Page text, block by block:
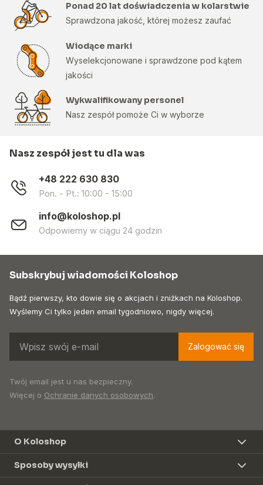
Ponad 20 lat doświadczenia w kolarstwie
Sprawdzona jakość, której możesz zaufać
Wiodące marki
Wyselekcjonowane i sprawdzone pod kątem
jakości
Wykwalifikowany personel
Nasz zespół pomoże Ci w wyborze
Nasz zespół jest tu dla was
+48 222 630 830
Pon. - Pt.: 10:00 - 15:00
info@koloshop.pl
Odpowiemy w ciągu 24 godzin
Subskrybuj wiadomości Koloshop
Bądź pierwszy, kto dowie się o akcjach i zniżkach na Koloshop.
Wyślemy Ci tylko jeden email tygodniowo, nigdy więcej.
Zalogować się
Twój email jest u nas bezpieczny.
Więcej o Ochranie danych osobowych.
O Koloshop
Sposoby wysyłki